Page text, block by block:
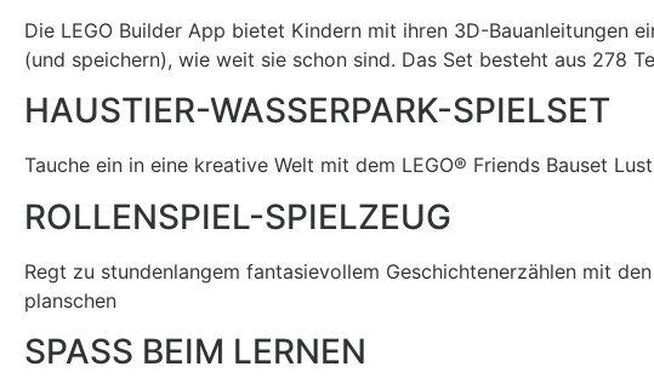
Die LEGO Builder App bietet Kindern mit ihren 3D-Bauanleitungen
(und speichern), wie weit sie schon sind. Das Set besteht aus 278
HAUSTIER-WASSERPARK-SPIELSET
Tauche ein in eine kreative Welt mit dem LEGO® Friends Bauset
ROLLENSPIEL-SPIELZEUG
Regt zu stundenlangem fantasievollem Geschichtenerzählen mit
planschen
SPASS BEIM LERNEN